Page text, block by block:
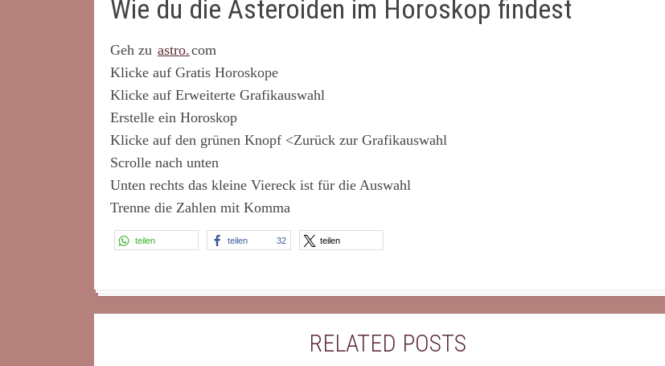
Wie du die Asteroiden im Horoskop findest
Geh zu astro.com
Klicke auf Gratis Horoskope
Klicke auf Erweiterte Grafikauswahl
Erstelle ein Horoskop
Klicke auf den grünen Knopf <Zurück zur Grafikauswahl
Scrolle nach unten
Unten rechts das kleine Viereck ist für die Auswahl
Trenne die Zahlen mit Komma
teilen teilen 32 teilen
RELATED POSTS